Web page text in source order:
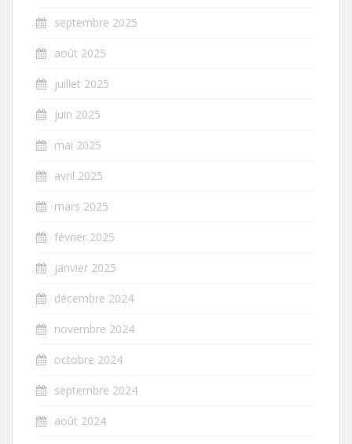
septembre 2025
août 2025
juillet 2025
juin 2025
mai 2025
avril 2025
mars 2025
février 2025
janvier 2025
décembre 2024
novembre 2024
octobre 2024
septembre 2024
août 2024